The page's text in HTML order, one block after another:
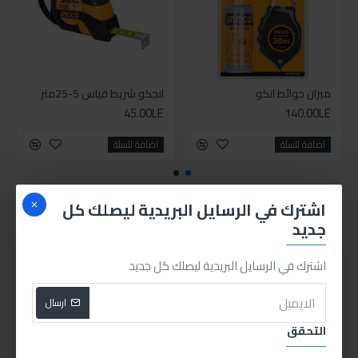
اشترك في الرسايل البريدية ليصلك كل
جديد
اشترك في الرسايل البريدية ليصلك كل جديد
ارسال
التحقق
ميزان حوائط انكو
140.00LE
اضافة للسلة
انجكو شريط قياس 5-25متر
45.00LE
اضافة للسلة